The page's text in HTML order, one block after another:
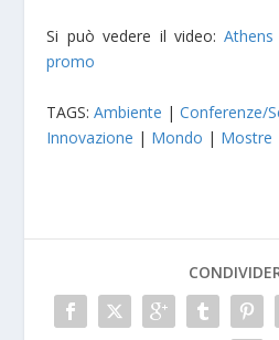
Si può vedere il video:
promo
TAGS:Ambiente |Conferenze/
Innovazione | Mondo | Mostre